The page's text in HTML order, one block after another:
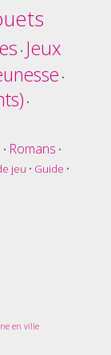
• Jeux
•
•
• Romans •
jeu • Guide •
en ville